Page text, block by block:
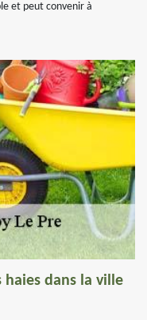
et peut convenir à
dans la ville